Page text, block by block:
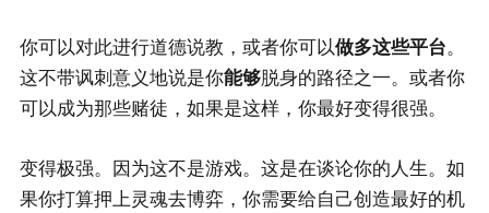
你可以对此进行道德说教，或者你可以做多这些平台。
这不带讽刺意义地说是你能够脱身的路径之一。或者你
可以成为那些赌徒，如果是这样，你最好变得很强。
变得极强。因为这不是游戏。这是在谈论你的人生。如
果你打算押上灵魂去博弈，你需要给自己创造最好的机